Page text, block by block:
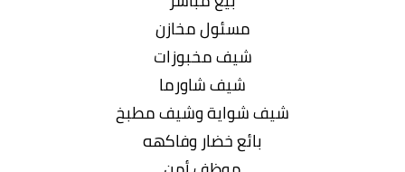
مسئول مخازن
شيف مخبوزات
شيف شاورما
شيف شواية وشيف مطبخ
بائع خضار وفاكهه